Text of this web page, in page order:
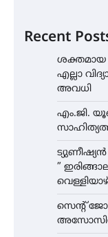
Recent
ശക്തമായ
എല്ലാ
അവധി
എം.ജി.
”
സെന്റ്